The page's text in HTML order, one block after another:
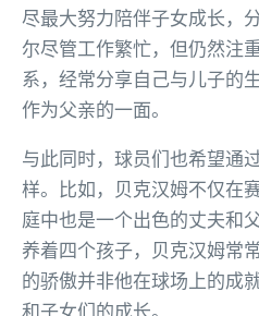
尽最大努力陪伴子女成长，
尔尽管工作繁忙，但仍然注
系，经常分享自己与儿子的
作为父亲的一面。
与此同时，球员们也希望通
样。比如，贝克汉姆不仅在
庭中也是一个出色的丈夫和
养着四个孩子，贝克汉姆常
的骄傲并非他在球场上的成
和子女们的成长。